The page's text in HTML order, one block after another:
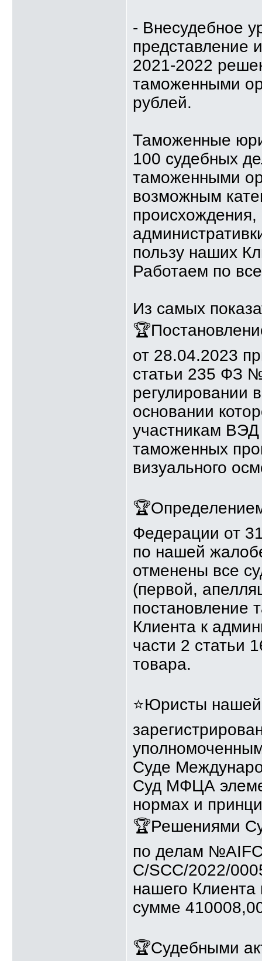
- Внесудебное
представление
2021-2022
таможенными
рублей.
Таможенные
100 судебных
таможенными
возможным
происхождения,
пользу наших
Работаем по
Из самых
от 28.04.2023
статьи 235 ФЗ
регулировании
основании
участникам
таможенных
визуального
Федерации от
по нашей
отменены все
(первой,
постановление
Клиента к
части 2 статьи
товара.
⭐Юристы
Суде
Суд МФЦА
нормах и
🏆Решениями
по делам
C/SCC/2022/
нашего
сумме
🏆Судебными